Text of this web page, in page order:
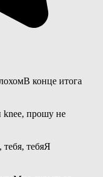
конце итога
knee, прошу не
тебя, тебяЯ